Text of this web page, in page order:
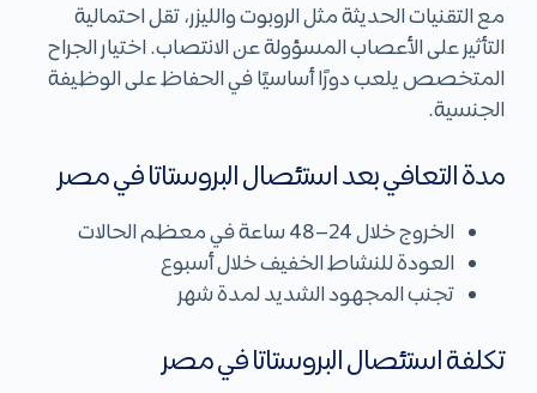
مع التقنيات الحديثة مثل الروبوت والليزر، تقل احتمالية
التأثير على الأعصاب المسؤولة عن الانتصاب. اختيار الجراح
المتخصص يلعب دورًا أساسيًا في الحفاظ على الوظيفة
الجنسية.
مدة التعافي بعد استئصال البروستاتا في مصر
الخروج خلال 24–48 ساعة في معظم الحالات
العودة للنشاط الخفيف خلال أسبوع
تجنب المجهود الشديد لمدة شهر
تكلفة استئصال البروستاتا في مصر